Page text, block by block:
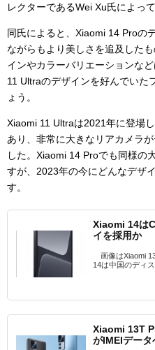
レクターであるWei Xu氏によっ
同氏によると、Xiaomi 14 Proの
ながらもより美しさを追及した
インやカラーバリエーションな
11 Ultraのデザインを好んでいた
ょう。
Xiaomi 11 Ultraは2021年に登場
あり、非常に大きなリアカメラ
した。Xiaomi 14 Proでも同様の
すが、2023年の今にどんなデザ
す。
Xiaomi 14は
イを採用か
画像はXiaomi
14は中国のディ
Xiaomi 13T
がIMEIデー